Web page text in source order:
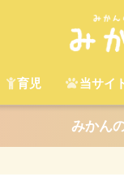
育児 当サイ
みかん